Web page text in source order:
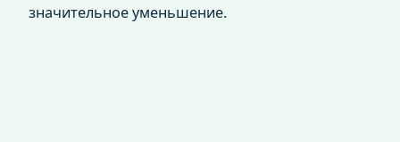
значительное уменьшение.